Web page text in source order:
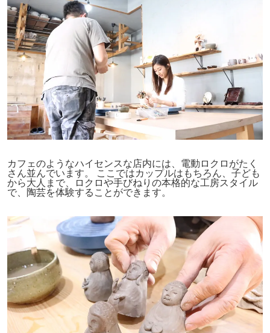
カフェのようなハイセンスな店内には、電動ロクロがたく
さん並んでいます。 ここではカップルはもちろん、子ども
から大人まで、ロクロや手びねりの本格的な工房スタイル
で、陶芸を体験することができます。